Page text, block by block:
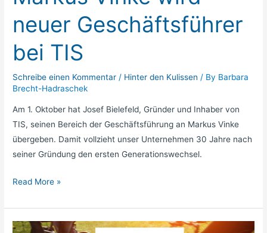
neuer Geschäftsführer
bei TIS
Schreibe einen Kommentar / Hinter den Kulissen / By Barbara
Brecht-Hadraschek
Am 1. Oktober hat Josef Bielefeld, Gründer und Inhaber von
TIS, seinen Bereich der Geschäftsführung an Markus Vinke
übergeben. Damit vollzieht unser Unternehmen 30 Jahre nach
seiner Gründung den ersten Generationswechsel.
Read More »
Stadtradeln